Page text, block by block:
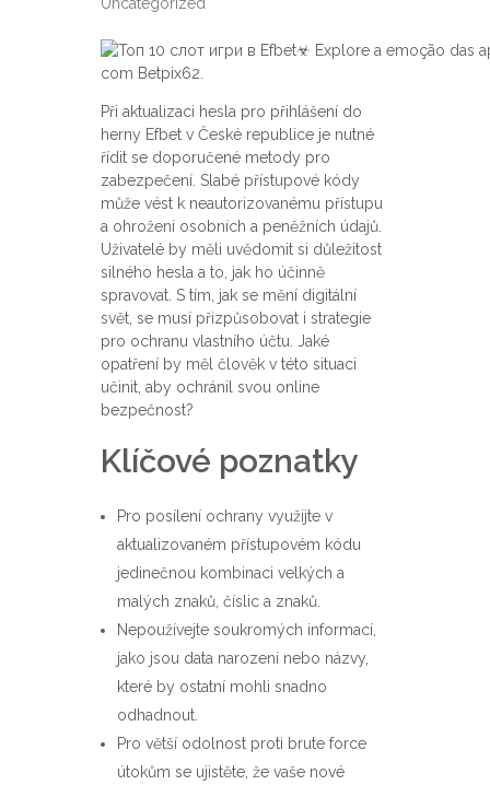
Při aktualizaci hesla pro přihlášení do
herny Efbet v České republice je nutné
řídit se doporučené metody pro
zabezpečení. Slabé přístupové kódy
může vést k neautorizovanému přístupu
a ohrožení osobních a peněžních údajů.
Uživatelé by měli uvědomit si důležitost
silného hesla a to, jak ho účinně
spravovat. S tím, jak se mění digitální
svět, se musí přizpůsobovat i strategie
pro ochranu vlastního účtu. Jaké
opatření by měl člověk v této situaci
učinit, aby ochránil svou online
bezpečnost?
Klíčové poznatky
Pro posílení ochrany využijte v
aktualizovaném přístupovém kódu
jedinečnou kombinaci velkých a
malých znaků, číslic a znaků.
Nepoužívejte soukromých informací,
jako jsou data narození nebo názvy,
které by ostatní mohli snadno
odhadnout.
Pro větší odolnost proti brute force
útokům se ujistěte, že vaše nové